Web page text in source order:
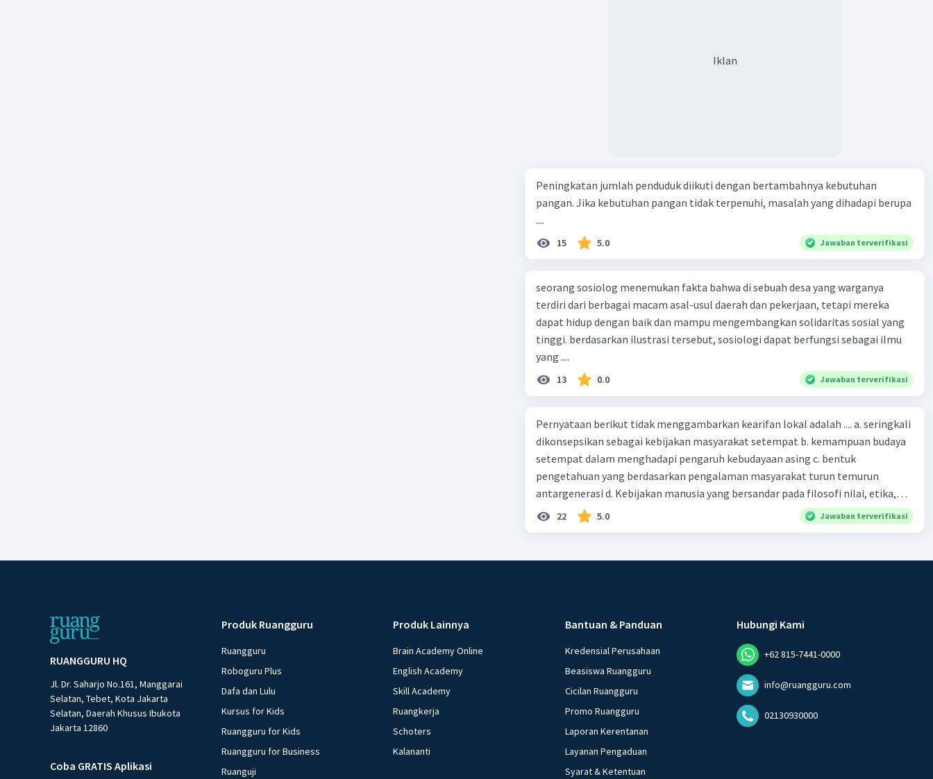
Iklan
Peningkatan jumlah penduduk diikuti dengan bertambahnya kebutuhan
pangan. Jika kebutuhan pangan tidak terpenuhi, masalah yang dihadapi berupa
....
15 5.0 Jawaban terverifikasi
seorang sosiolog menemukan fakta bahwa di sebuah desa yang warganya
terdiri dari berbagai macam asal-usul daerah dan pekerjaan, tetapi mereka
dapat hidup dengan baik dan mampu mengembangkan solidaritas sosial yang
tinggi. berdasarkan ilustrasi tersebut, sosiologi dapat berfungsi sebagai ilmu
yang ....
13 0.0 Jawaban terverifikasi
Pernyataan berikut tidak menggambarkan kearifan lokal adalah .... a. seringkali
dikonsepsikan sebagai kebijakan masyarakat setempat b. kemampuan budaya
setempat dalam menghadapi pengaruh kebudayaan asing c. bentuk
pengetahuan yang berdasarkan pengalaman masyarakat turun temurun
antargenerasi d. Kebijakan manusia yang bersandar pada filosofi nilai, etika,
dan perilaku yang melembaga secara tradisional e. produk tentang nilai dalam
masyarakat dan tidak berkaitan dengan kondisi geografis atau lingkungan
22 5.0 Jawaban terverifikasi
RUANGGURU HQ
Jl. Dr. Saharjo No.161, Manggarai
Selatan, Tebet, Kota Jakarta
Selatan, Daerah Khusus Ibukota
Jakarta 12860
Coba GRATIS Aplikasi
Produk Ruangguru
Ruangguru
Roboguru Plus
Dafa dan Lulu
Kursus for Kids
Ruangguru for Kids
Ruangguru for Business
Ruanguji
Produk Lainnya
Brain Academy Online
English Academy
Skill Academy
Ruangkerja
Schoters
Kalananti
Bantuan & Panduan
Kredensial Perusahaan
Beasiswa Ruangguru
Cicilan Ruangguru
Promo Ruangguru
Laporan Kerentanan
Layanan Pengaduan
Syarat & Ketentuan
Hubungi Kami
+62 815-7441-0000
info@ruangguru.com
02130930000